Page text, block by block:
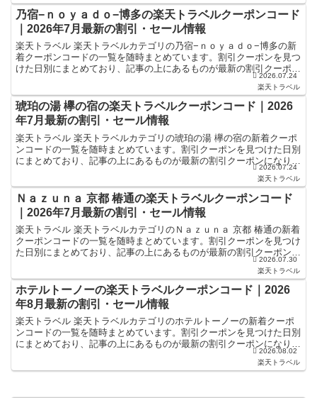
乃宿−ｎｏｙａｄｏ−博多の楽天トラベルクーポンコード
｜2026年7月最新の割引・セール情報
楽天トラベル 楽天トラベルカテゴリの乃宿−ｎｏｙａｄｏ−博多の新
着クーポンコードの一覧を随時まとめています。割引クーポンを見つ
けた日別にまとめており、記事の上にあるものが最新の割引クーポン
になります。ホテル・旅館宿泊の予約などで使えるクーポ...2026.07.24
楽天トラベル
琥珀の湯 欅の宿の楽天トラベルクーポンコード｜2026
年7月最新の割引・セール情報
楽天トラベル 楽天トラベルカテゴリの琥珀の湯 欅の宿の新着クーポ
ンコードの一覧を随時まとめています。割引クーポンを見つけた日別
にまとめており、記事の上にあるものが最新の割引クーポンになりま
す。ホテル・旅館宿泊の予約などで使えるクーポンやセー...2026.07.24
楽天トラベル
Ｎａｚｕｎａ 京都 椿通の楽天トラベルクーポンコード
｜2026年7月最新の割引・セール情報
楽天トラベル 楽天トラベルカテゴリのＮａｚｕｎａ 京都 椿通の新着
クーポンコードの一覧を随時まとめています。割引クーポンを見つけ
た日別にまとめており、記事の上にあるものが最新の割引クーポンに
なります。ホテル・旅館宿泊の予約などで使えるクーポ...
2026.07.30
楽天トラベル
ホテルトーノーの楽天トラベルクーポンコード｜2026
年8月最新の割引・セール情報
楽天トラベル 楽天トラベルカテゴリのホテルトーノーの新着クーポ
ンコードの一覧を随時まとめています。割引クーポンを見つけた日別
にまとめており、記事の上にあるものが最新の割引クーポンになりま
す。ホテル・旅館宿泊の予約などで使えるクーポンやセール...2026.08.02
楽天トラベル